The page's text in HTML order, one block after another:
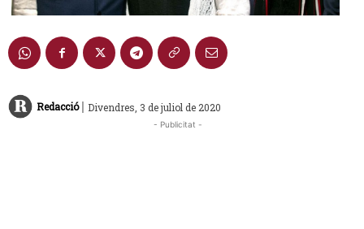
Redacció | Divendres, 3 de juliol de 2020
- Publicitat -